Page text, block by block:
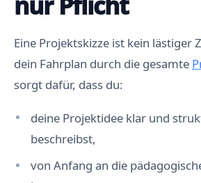
Eine Projektskizze ist kein lästiger
dein Fahrplan durch die gesamte
sorgt dafür, dass du:
deine Projektidee klar und
beschreibst,
von Anfang an die